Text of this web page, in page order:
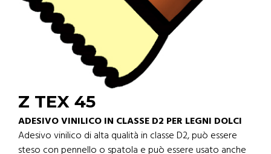
Z TEX 45
ADESIVO VINILICO IN CLASSE D2 PER LEGNI DOLCI
Adesivo vinilico di alta qualità in classe D2, può essere
steso con pennello o spatola e può essere usato anche